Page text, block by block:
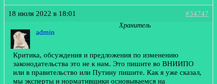
18 июля 2022 в 18:01 #34747
admin
Хранитель
Критика, обсуждения и предложения по изменению
законодательства это не к нам. Это пишите во ВНИИПО
или в правительство или Путину пишите. Как я уже сказал,
мы эксперты и нормативщики основываемся на